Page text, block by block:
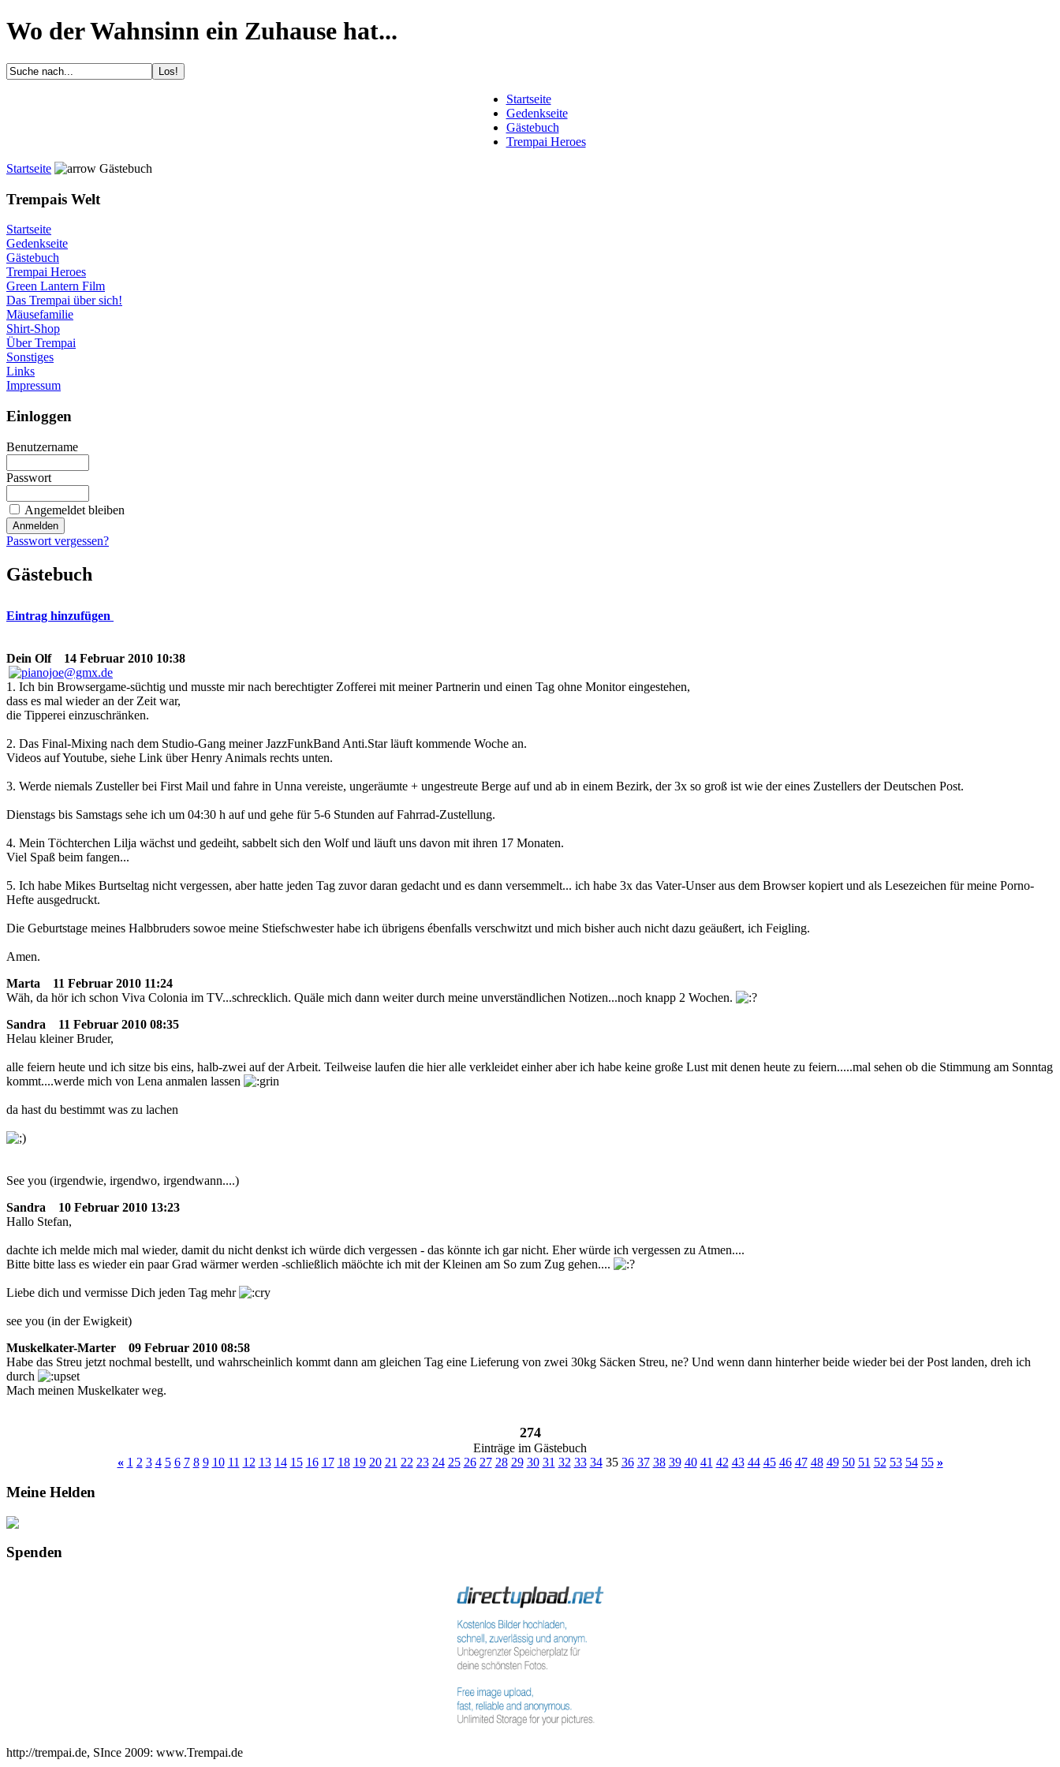
Wo der Wahnsinn ein Zuhause hat...
Startseite
Gedenkseite
Gästebuch
Trempai Heroes
Startseite
Gästebuch
Trempais Welt
Startseite
Gedenkseite
Gästebuch
Trempai Heroes
Green Lantern Film
Das Trempai über sich!
Mäusefamilie
Shirt-Shop
Über Trempai
Sonstiges
Links
Impressum
Einloggen
Benutzername
Passwort
Angemeldet bleiben
Passwort vergessen?
Gästebuch
Eintrag hinzufügen
Dein Olf 14 Februar 2010 10:38
1. Ich bin Browsergame-süchtig und musste mir nach berechtigter Zofferei mit meiner Partnerin und einen Tag ohne Monitor eingestehen,
dass es mal wieder an der Zeit war,
die Tipperei einzuschränken.
2. Das Final-Mixing nach dem Studio-Gang meiner JazzFunkBand Anti.Star läuft kommende Woche an.
Videos auf Youtube, siehe Link über Henry Animals rechts unten.
3. Werde niemals Zusteller bei First Mail und fahre in Unna vereiste, ungeräumte + ungestreute Berge auf und ab in einem Bezirk, der 3x so groß ist wie der eines Zustellers der Deutschen Post.
Dienstags bis Samstags sehe ich um 04:30 h auf und gehe für 5-6 Stunden auf Fahrrad-Zustellung.
4. Mein Töchterchen Lilja wächst und gedeiht, sabbelt sich den Wolf und läuft uns davon mit ihren 17 Monaten.
Viel Spaß beim fangen...
5. Ich habe Mikes Burtseltag nicht vergessen, aber hatte jeden Tag zuvor daran gedacht und es dann versemmelt... ich habe 3x das Vater-Unser aus dem Browser kopiert und als Lesezeichen für meine Porno-
Hefte ausgedruckt.
Die Geburtstage meines Halbbruders sowoe meine Stiefschwester habe ich übrigens ébenfalls verschwitzt und mich bisher auch nicht dazu geäußert, ich Feigling.
Amen.
Marta
11 Februar 2010 11:24
Wäh, da hör ich schon Viva Colonia im TV...schrecklich. Quäle mich dann weiter durch meine unverständlichen Notizen...noch knapp 2 Wochen.
Sandra
11 Februar 2010 08:35
Helau kleiner Bruder,
alle feiern heute und ich sitze bis eins, halb-zwei auf der Arbeit. Teilweise laufen die hier alle verkleidet einher aber ich habe keine große Lust mit denen heute zu feiern.....mal sehen ob die Stimmung am Sonntag
kommt....werde mich von Lena anmalen lassen
da hast du bestimmt was zu lachen
See you (irgendwie, irgendwo, irgendwann....)
Sandra
10 Februar 2010 13:23
Hallo Stefan,
dachte ich melde mich mal wieder, damit du nicht denkst ich würde dich vergessen - das könnte ich gar nicht. Eher würde ich vergessen zu Atmen....
Bitte bitte lass es wieder ein paar Grad wärmer werden -schließlich mäöchte ich mit der Kleinen am So zum Zug gehen....
Liebe dich und vermisse Dich jeden Tag mehr
see you (in der Ewigkeit)
Muskelkater-Marter
09 Februar 2010 08:58
Habe das Streu jetzt nochmal bestellt, und wahrscheinlich kommt dann am gleichen Tag eine Lieferung von zwei 30kg Säcken Streu, ne? Und wenn dann hinterher beide wieder bei der Post landen, dreh ich
durch
Mach meinen Muskelkater weg.
274
Einträge im Gästebuch
« 1 2 3 4 5 6 7 8 9 10 11 12 13 14 15 16 17 18 19 20 21 22 23 24 25 26 27 28 29 30 31 32 33 3435 36 37 38 39 40 41 42 43 44 45 46 47 48 49 50 51 52 53 54 55 »
Meine Helden
Spenden
http://trempai.de, SInce 2009: www.Trempai.de